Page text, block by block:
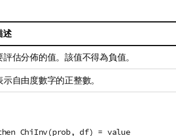
述
評估分佈的值。該值不得為負值。
示自由度數字的正整數。
ChiInv(prob, df) = value